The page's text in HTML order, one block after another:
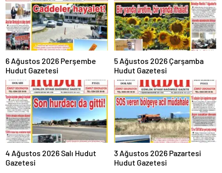
6 Ağustos 2026 Perşembe
Hudut Gazetesi
5 Ağustos 2026 Çarşamba
Hudut Gazetesi
4 Ağustos 2026 Salı Hudut
Gazetesi
3 Ağustos 2026 Pazartesi
Hudut Gazetesi